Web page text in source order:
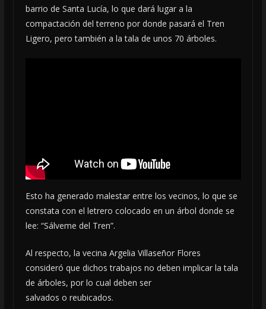
barrio de Santa Lucía, lo que dará lugar a la
compactación del terreno por donde pasará el Tren
Ligero, pero también a la tala de unos 70 árboles.
Esto ha generado malestar entre los vecinos, lo que se
constata con el letrero colocado en un árbol donde se
lee: “Sálveme del Tren”.
Al respecto, la vecina Argelia Villaseñor Flores
consideró que dichos trabajos no deben implicar la tala
de árboles, por lo cual deben ser
salvados o reubicados.